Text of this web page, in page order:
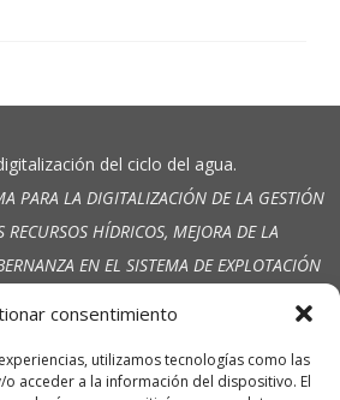
consentimiento
utilizamos tecnologías como las
acceder a la información del dispositivo. El
del ciclo del agua.
PARA LA DIGITALIZACIÓN DE LA GESTIÓN
RECURSOS HÍDRICOS, MEJORA DE LA
EN EL SISTEMA DE EXPLOTACIÓN
C.R. El Pinar Alto